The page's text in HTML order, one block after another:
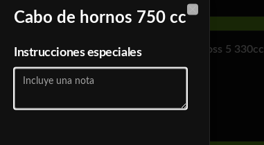
Cerveza Kross 5 330cc
Botella
Cabo de hornos 750 cc
Instrucciones especiales